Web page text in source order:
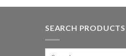
SEARCH PRODUCTS
Search